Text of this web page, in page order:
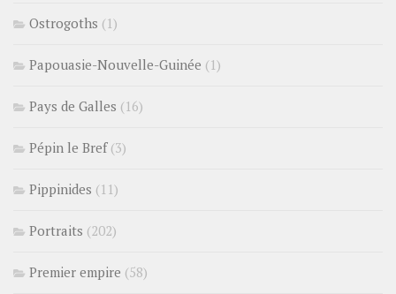
Ostrogoths (1)
Papouasie-Nouvelle-Guinée (1)
Pays de Galles (16)
Pépin le Bref(3)
Pippinides (11)
Portraits (202)
Premier empire (58)